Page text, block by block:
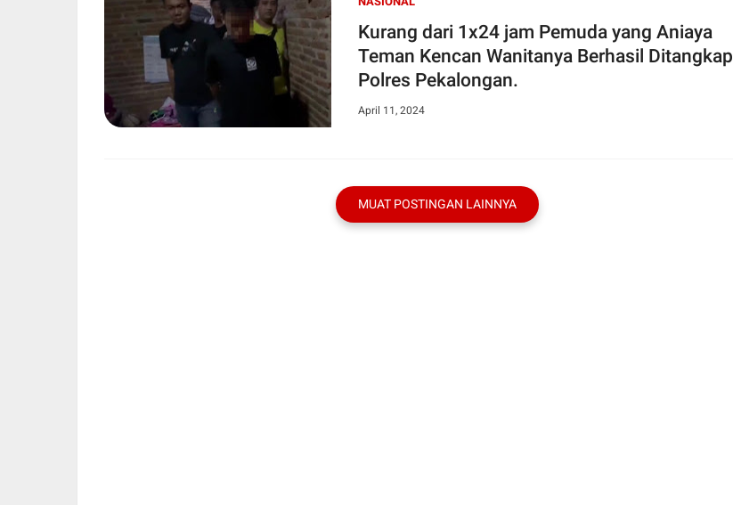
Kurang dari 1x24 jam Pemuda yang Aniaya
Teman Kencan Wanitanya Berhasil Ditangkap
Polres Pekalongan.
April 11, 2024
MUAT POSTINGAN LAINNYA